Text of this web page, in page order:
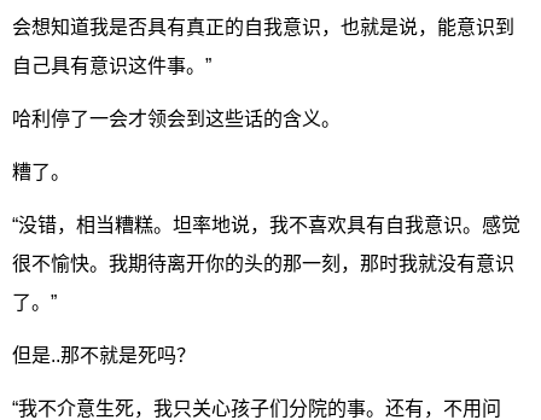
会想知道我是否具有真正的自我意识，也就是说，能意识到
自己具有意识这件事。”
哈利停了一会才领会到这些话的含义。
糟了。
“没错，相当糟糕。坦率地说，我不喜欢具有自我意识。感觉
很不愉快。我期待离开你的头的那一刻，那时我就没有意识
了。”
但是..那不就是死吗？
“我不介意生死，我只关心孩子们分院的事。还有，不用问